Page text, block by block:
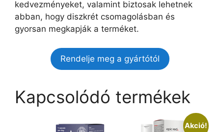
kedvezményeket, valamint biztosak lehetnek
abban, hogy diszkrét csomagolásban és
gyorsan megkapják a terméket.
Rendelje meg a gyártótól
Kapcsolódó termékek
Akció!